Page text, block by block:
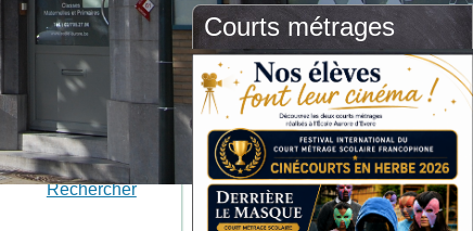
Rechercher
Courts métrages